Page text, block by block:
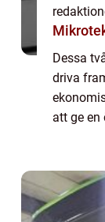
Dessa
driva
att ge en